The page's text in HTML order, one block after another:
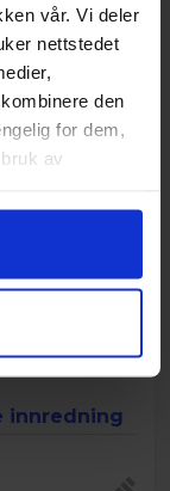
vår. Vi deler
nettstedet
den
for dem,
av
innredning